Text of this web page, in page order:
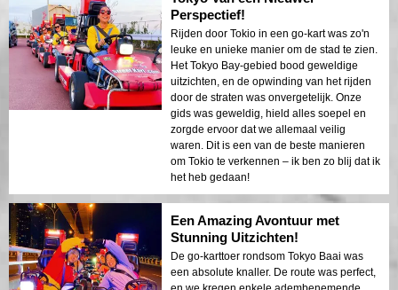
Perspectief!
Rijden door Tokio in een go-kart was zo'n
leuke en unieke manier om de stad te zien.
Het Tokyo Bay-gebied bood geweldige
uitzichten, en de opwinding van het rijden
door de straten was onvergetelijk. Onze
gids was geweldig, hield alles soepel en
zorgde ervoor dat we allemaal veilig
waren. Dit is een van de beste manieren
om Tokio te verkennen – ik ben zo blij dat ik
het heb gedaan!
Een Amazing Avontuur met
Stunning Uitzichten!
De go-karttoer rondsom Tokyo Baai was
een absolute knaller. De route was perfect,